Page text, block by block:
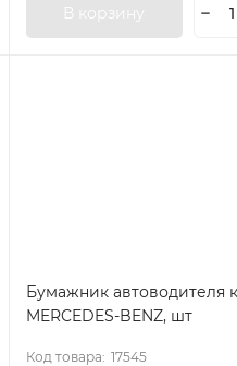
В корзину
Бумажник автоводителя
MERCEDES-BENZ, шт
Код товара: 17545